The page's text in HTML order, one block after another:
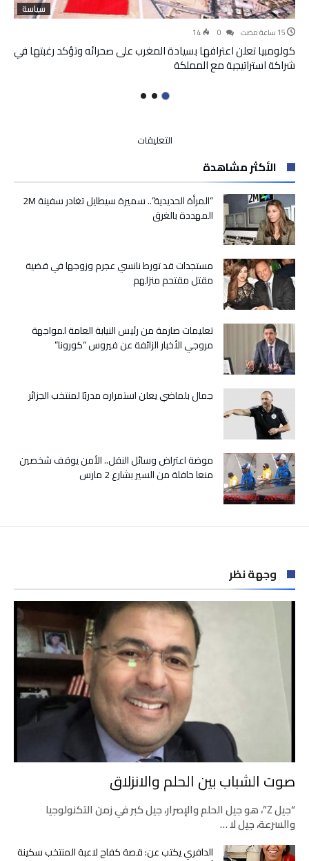
سياسة
14
كولومبيا تعلن اعترافها بسيادة المغرب على صحرائه وتؤكد رغبتها في
شراكة استراتيجية مع المملكة
التعليقات
الحالات
المؤكدة
لكورونا
وهذا
توزيعها
مغلقة
الأكثر مشاهدة
“المرأة الحديدية”.. سميرة سيطايل تغادر سفينة 2M
المهددة بالغرق
مستجدات قد تورط نانسي عجرم وزوجها في قضية
مقتل مقتحم منزلهم
تعليمات صارمة من رئيس النيابة العامة لمواجهة
مروجي الأخبار الزائفة عن فيروس “كورونا”
جمال بلماضي يعلن استمراره مدربًا لمنتخب الجزائر
موضة اعتراض وسائل النقل.. الأمن يوقف شخصين
منعا حافلة من السير بشارع 2 مارس
وجهة نظر
صوت الشباب بين الحلم والانزلاق
“جيل Z”، هو جيل الحلم والإصرار، جيل كبر في زمن التكنولوجيا
والسرعة، جيل لا …
الدافري يكتب عن: قصة كفاح لاعبة المنتخب سكينة